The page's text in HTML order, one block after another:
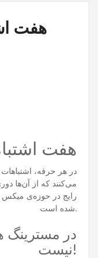
هفت
1-1- هفت
در هر حرفه،
می‌کنند که از آن‌ها
رایج در حوزه‌ی میکس
شده است.
نیست!